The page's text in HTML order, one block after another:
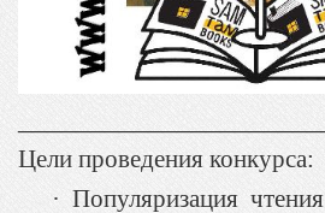
Цели проведения конкурса:
· Популяризация чтения